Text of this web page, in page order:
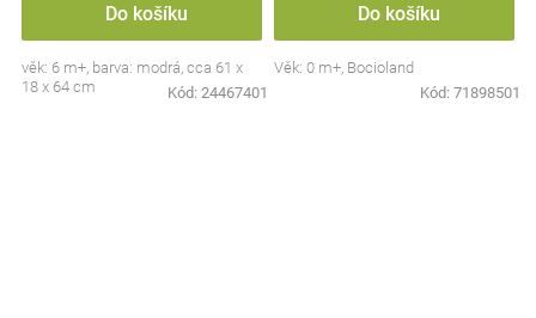
Do košíku
věk: 6 m+, barva: modrá, cca 61 x
18 x 64 cm
Kód: 24467401
Do košíku
Věk: 0 m+, Bocioland
Kód: 71898501